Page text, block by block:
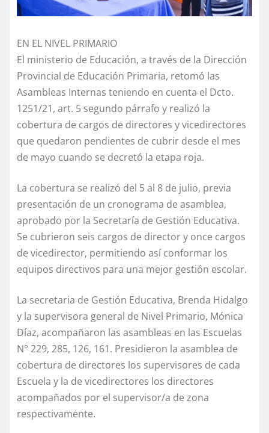
EN EL NIVEL PRIMARIO
El ministerio de Educación, a través de la Dirección
Provincial de Educación Primaria, retomó las
Asambleas Internas teniendo en cuenta el Dcto.
1251/21, art. 5 segundo párrafo y realizó la
cobertura de cargos de directores y vicedirectores
que quedaron pendientes de cubrir desde el mes
de mayo cuando se decretó la etapa roja.
La cobertura se realizó del 5 al 8 de julio, previa
presentación de un cronograma de asamblea,
aprobado por la Secretaría de Gestión Educativa.
Se cubrieron seis cargos de director y once cargos
de vicedirector, permitiendo así conformar los
equipos directivos para una mejor gestión escolar.
La secretaria de Gestión Educativa, Brenda Hidalgo
y la supervisora general de Nivel Primario, Mónica
Díaz, acompañaron las asambleas en las Escuelas
N° 229, 285, 126, 161. Presidieron la asamblea de
cobertura de directores los supervisores de cada
Escuela y la de vicedirectores los directores
acompañados por el supervisor/a de zona
respectivamente.